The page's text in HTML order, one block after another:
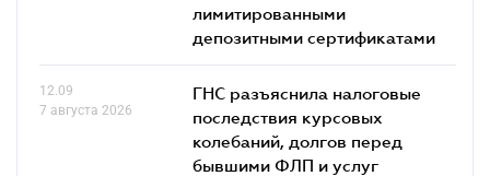
лимитированными
депозитными сертификатами
12.09
7 августа 2026
ГНС разъяснила налоговые
последствия курсовых
колебаний, долгов перед
бывшими ФЛП и услуг